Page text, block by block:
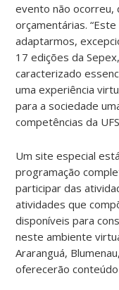
evento não
orçamentárias.
adaptarmos,
17 edições da Sepex,
caracterizado
uma experiência
para a sociedade
competências da
Um site especial
programação
participar das
atividades que
disponíveis para
neste ambiente
Araranguá,
oferecerão